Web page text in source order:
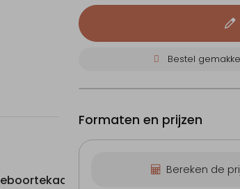
Geboortekaartje
Bestel
Formaten en prijzen
Bereken de